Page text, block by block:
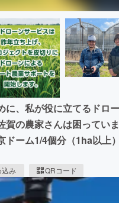
に、私が役に立てるドロ
の農家さんは困っていま
ドーム1/4個分（1ha以上
み QRコード